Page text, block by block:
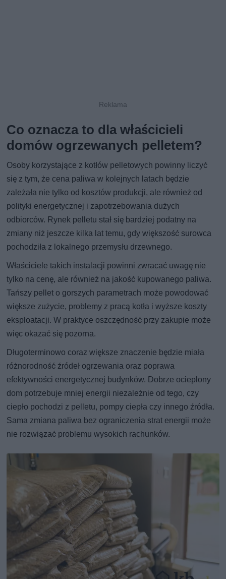
Co oznacza to dla właścicieli
domów ogrzewanych pelletem?
Osoby korzystające z kotłów pelletowych powinny liczyć
się z tym, że cena paliwa w kolejnych latach będzie
zależała nie tylko od kosztów produkcji, ale również od
polityki energetycznej i zapotrzebowania dużych
odbiorców. Rynek pelletu stał się bardziej podatny na
zmiany niż jeszcze kilka lat temu, gdy większość surowca
pochodziła z lokalnego przemysłu drzewnego.
Właściciele takich instalacji powinni zwracać uwagę nie
tylko na cenę, ale również na jakość kupowanego paliwa.
Tańszy pellet o gorszych parametrach może powodować
większe zużycie, problemy z pracą kotła i wyższe koszty
eksploatacji. W praktyce oszczędność przy zakupie może
więc okazać się pozorna.
Długoterminowo coraz większe znaczenie będzie miała
różnorodność źródeł ogrzewania oraz poprawa
efektywności energetycznej budynków. Dobrze ocieplony
dom potrzebuje mniej energii niezależnie od tego, czy
ciepło pochodzi z pelletu, pompy ciepła czy innego źródła.
Sama zmiana paliwa bez ograniczenia strat energii może
nie rozwiązać problemu wysokich rachunków.